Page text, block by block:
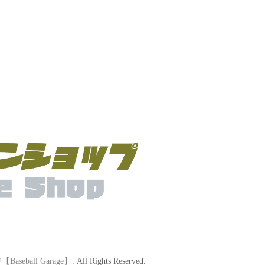
Baseball Garage】 . All Rights Reserved.